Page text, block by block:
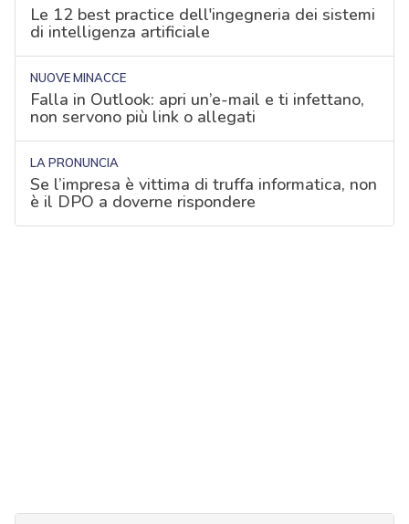
Le 12 best practice dell'ingegneria dei sistemi
di intelligenza artificiale
NUOVE MINACCE
Falla in Outlook: apri un’e-mail e ti infettano,
non servono più link o allegati
LA PRONUNCIA
Se l’impresa è vittima di truffa informatica, non
è il DPO a doverne rispondere